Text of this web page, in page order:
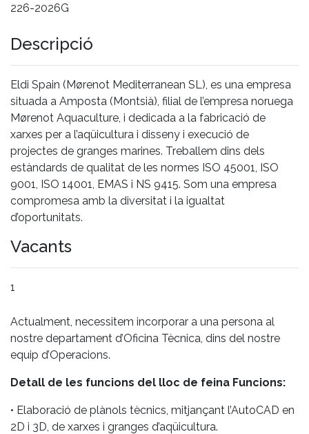
226-2026G
Descripció
Eldi Spain (Mørenot Mediterranean SL), es una empresa
situada a Amposta (Montsià), filial de l’empresa noruega
Mørenot Aquaculture, i dedicada a la fabricació de
xarxes per a l’aqüicultura i disseny i execució de
projectes de granges marines. Treballem dins dels
estàndards de qualitat de les normes ISO 45001, ISO
9001, ISO 14001, EMAS i NS 9415. Som una empresa
compromesa amb la diversitat i la igualtat
d’oportunitats.
Vacants
1
Actualment, necessitem incorporar a una persona al
nostre departament d’Oficina Tècnica, dins del nostre
equip d’Operacions.
Detall de les funcions del lloc de feina Funcions:
• Elaboració de plànols tècnics, mitjançant l’AutoCAD en
2D i 3D, de xarxes i granges d’aqüicultura.